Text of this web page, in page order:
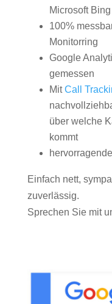
Microsoft Bing
100%
Monitorring
Google
gemessen
MitCall
über welche
kommt
Einfach nett,
zuverlässig.
Sprechen Sie mit